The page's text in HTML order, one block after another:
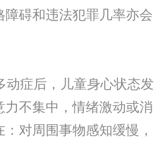
碍和违法犯罪几率亦会
症后，儿童身心状态发
不集中，情绪激动或消
对周围事物感知缓慢，